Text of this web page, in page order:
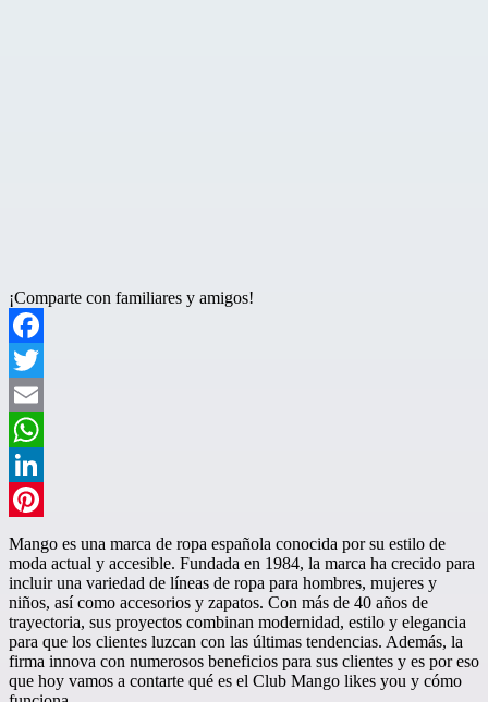
¡Comparte con familiares y amigos!
Facebook
Twitter
Email
WhatsApp
LinkedIn
Pinterest
Mango es una marca de ropa española conocida por su estilo de
moda actual y accesible. Fundada en 1984, la marca ha crecido para
incluir una variedad de líneas de ropa para hombres, mujeres y
niños, así como accesorios y zapatos. Con más de 40 años de
trayectoria, sus proyectos combinan modernidad, estilo y elegancia
para que los clientes luzcan con las últimas tendencias. Además, la
firma innova con numerosos beneficios para sus clientes y es por eso
que hoy vamos a contarte qué es el Club Mango likes you y cómo